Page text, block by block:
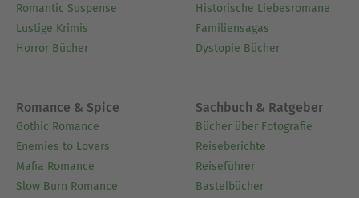
Romantic Suspense
Lustige Krimis
Horror Bücher
Historische Liebesromane
Familiensagas
Dystopie Bücher
Romance & Spice
Gothic Romance
Enemies to Lovers
Mafia Romance
Slow Burn Romance
Sachbuch & Ratgeber
Bücher über Fotografie
Reiseberichte
Reiseführer
Bastelbücher